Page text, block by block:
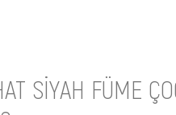
SIYAH FÜME